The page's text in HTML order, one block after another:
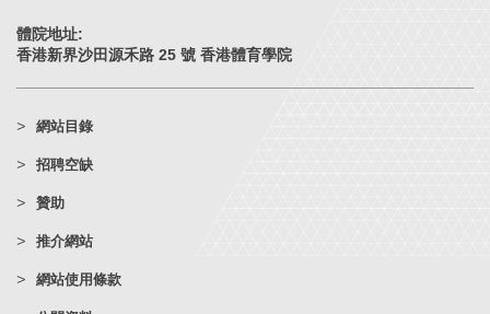
體院地址:
香港新界沙田源禾路 25 號 香港體育學院
網站目錄
招聘空缺
贊助
推介網站
網站使用條款